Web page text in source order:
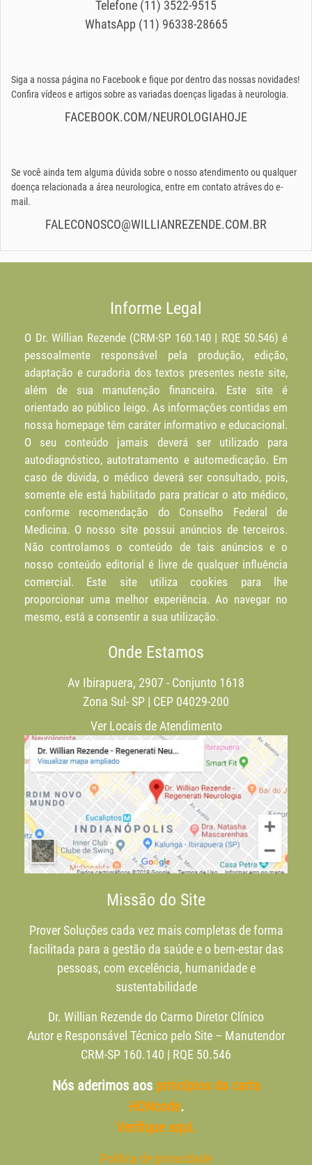
Telefone (11) 3522-9515
WhatsApp (11) 96338-28665
Siga a nossa página no Facebook e fique por dentro das nossas novidades!
Confira vídeos e artigos sobre as variadas doenças ligadas à neurologia.
FACEBOOK.COM/NEUROLOGIAHOJE
Se você ainda tem alguma dúvida sobre o nosso atendimento ou qualquer
doença relacionada a área neurologica, entre em contato atráves do e-
mail.
FALECONOSCO@WILLIANREZENDE.COM.BR
Informe Legal
O Dr. Willian Rezende (CRM-SP 160.140 | RQE 50.546) é
pessoalmente responsável pela produção, edição,
adaptação e curadoria dos textos presentes neste site,
além de sua manutenção financeira. Este site é
orientado ao público leigo. As informações contidas em
nossa homepage têm caráter informativo e educacional.
O seu conteúdo jamais deverá ser utilizado para
autodiagnóstico, autotratamento e automedicação. Em
caso de dúvida, o médico deverá ser consultado, pois,
somente ele está habilitado para praticar o ato médico,
conforme recomendação do Conselho Federal de
Medicina. O nosso site possui anúncios de terceiros.
Não controlamos o conteúdo de tais anúncios e o
nosso conteúdo editorial é livre de qualquer influência
comercial. Este site utiliza cookies para lhe
proporcionar uma melhor experiência. Ao navegar no
mesmo, está a consentir a sua utilização.
Onde Estamos
Av Ibirapuera, 2907 - Conjunto 1618
Zona Sul- SP | CEP 04029-200
Ver Locais de Atendimento
Missão do Site
Prover Soluções cada vez mais completas de forma
facilitada para a gestão da saúde e o bem-estar das
pessoas, com excelência, humanidade e
sustentabilidade
Dr. Willian Rezende do Carmo Diretor Clínico
Autor e Responsável Técnico pelo Site – Manutendor
CRM-SP 160.140 | RQE 50.546
Nós aderimos aos princípios da carta
HONcode.
Verifique aqui.
Política de privacidade